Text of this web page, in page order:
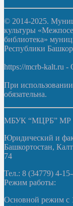
© 2014-2025.
культуры
библиотека»
Республики
https://mcrb-kalt.ru
При использовании
обязательна.
МБУК “МЦРБ” МР
Юридический и
Башкортостан,
74
Тел.: 8 (34779) 4-
Режим работы:
Основной режим с